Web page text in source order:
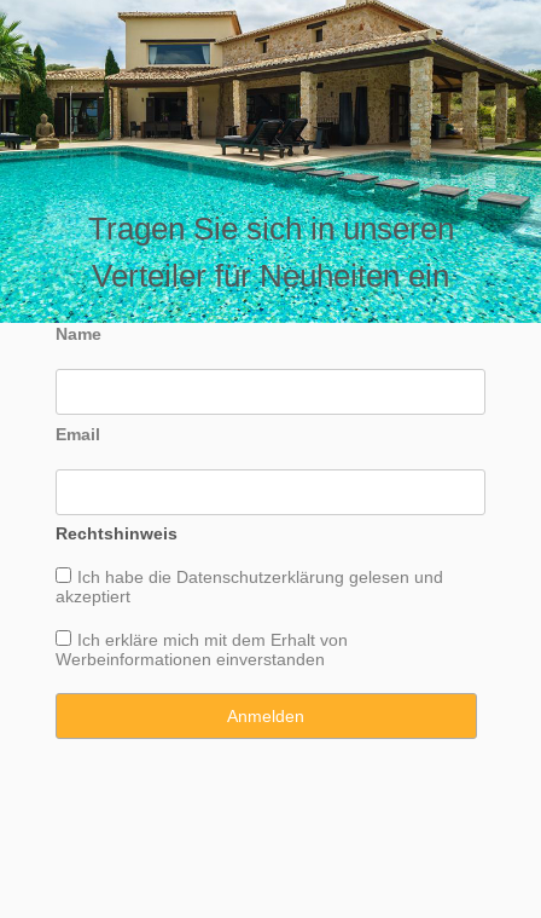
Tragen Sie sich in unseren
Verteiler für Neuheiten ein
Name
Email
Rechtshinweis
Ich habe die Datenschutzerklärung gelesen und
akzeptiert
Ich erkläre mich mit dem Erhalt von
Werbeinformationen einverstanden